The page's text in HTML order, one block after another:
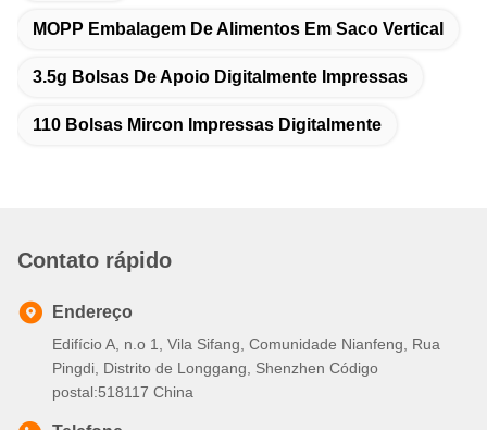
MOPP Embalagem De Alimentos Em Saco Vertical
3.5g Bolsas De Apoio Digitalmente Impressas
110 Bolsas Mircon Impressas Digitalmente
Contato rápido
Endereço
Edifício A, n.o 1, Vila Sifang, Comunidade Nianfeng, Rua
Pingdi, Distrito de Longgang, Shenzhen Código
postal:518117 China